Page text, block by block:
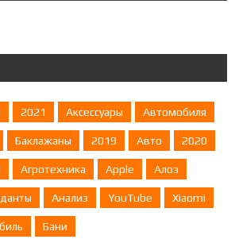
2021 Аксессуары Автомобиля
Баклажаны 2019 Авто 2020
Агротехника Apple Алоэ
Анализ YouTube Xiaomi
Бани